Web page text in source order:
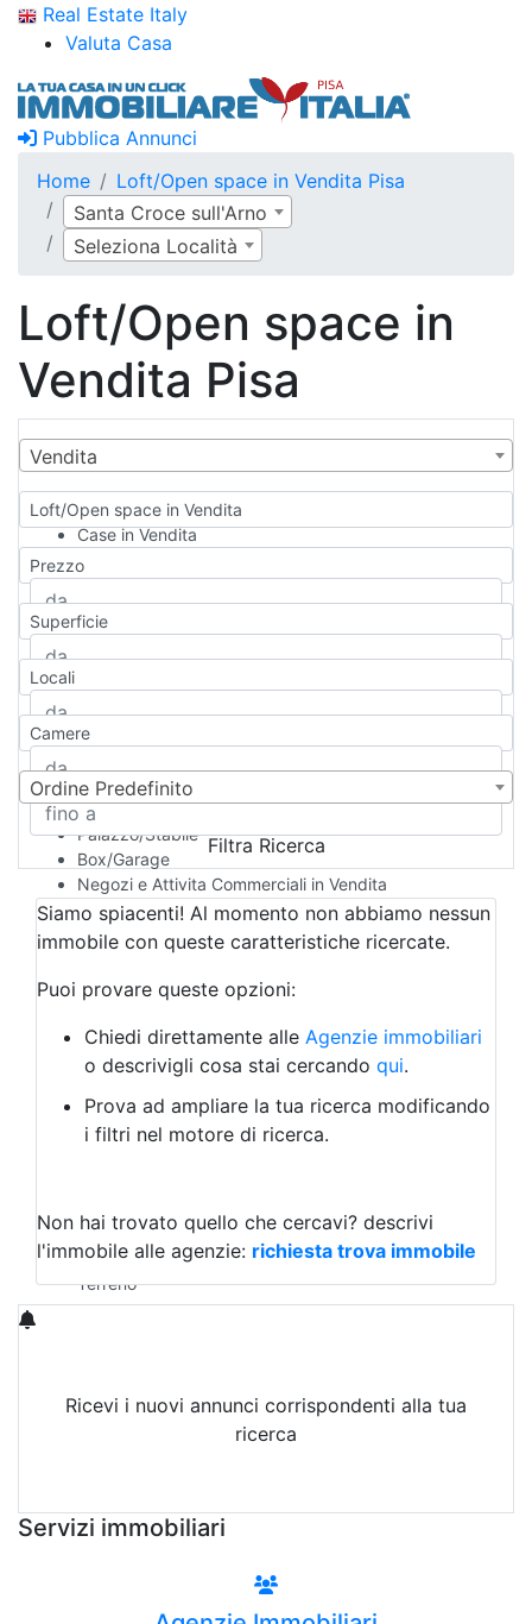
Real Estate Italy
Valuta Casa
Pubblica Annunci
Home
Loft/Open space in Vendita Pisa
Santa Croce sull'Arno
Seleziona Località
Loft/Open space in
Vendita Pisa
Vendita
Loft/Open space in Vendita
Case in Vendita
Qualsiasi
Appartamento
Casa indipendente
Casa Semi-indipendente
Attico/Mansarda
Rustico/Casale
Camera d'Albergo
Multiproprietà
Palazzo/Stabile
Box/Garage
Negozi e Attivita Commerciali in Vendita
Qualsiasi
Attività/Licenza Commerciale
Azienda Agricola
Bar/Ristorante
Albergo
Laboratorio Artigianale
Negozio/locale commerciale
Agriturismo
Magazzini
Qualsiasi
Terreno edificabile
Terreno
Prezzo
Superficie
Locali
Camere
Ordine Predefinito
Filtra Ricerca
Siamo spiacenti! Al momento non abbiamo nessun
immobile con queste caratteristiche ricercate.
Puoi provare queste opzioni:
Chiedi direttamente alle Agenzie immobiliari
o descrivigli cosa stai cercando qui.
Prova ad ampliare la tua ricerca modificando
i filtri nel motore di ricerca.
Non hai trovato quello che cercavi? descrivi
l'immobile alle agenzie: richiesta trova immobile
Ricevi i nuovi annunci corrispondenti alla tua
ricerca
Servizi immobiliari